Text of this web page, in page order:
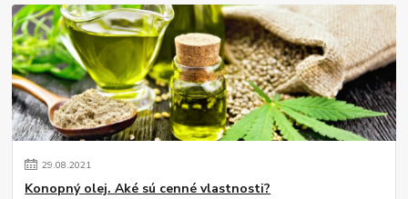
29.08.2021
Konopný olej. Aké sú cenné vlastnosti?